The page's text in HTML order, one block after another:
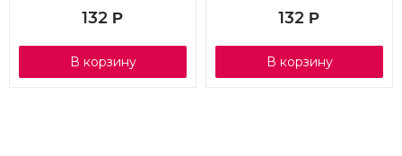
132 Р
В корзину
132 Р
В корзину